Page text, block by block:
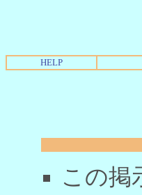
HELP
この掲